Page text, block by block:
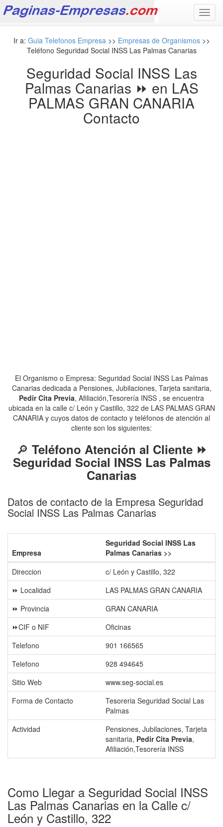
Ir a: Guia Telefonos Empresa>> Empresas de Organismos>>
Teléfono Seguridad Social INSS Las Palmas Canarias
Seguridad Social INSS Las
Palmas Canarias ⏩ en LAS
PALMAS GRAN CANARIA
Contacto
El Organismo o Empresa: Seguridad Social INSS Las Palmas
Canarias dedicada a Pensiones, Jubilaciones, Tarjeta sanitaria,
Pedir Cita Previa, Afiliación,Tesorería INSS , se encuentra
ubicada en la calle c/ León y Castillo, 322 de LAS PALMAS GRAN
CANARIA y cuyos datos de contacto y teléfonos de atención al
cliente son los siguientes:
🔎 Teléfono Atención al Cliente ⏩
Seguridad Social INSS Las Palmas
Canarias
Datos de contacto de la Empresa Seguridad
Social INSS Las Palmas Canarias
Empresa
Seguridad Social INSS Las
Palmas Canarias >>
Direccion
c/ León y Castillo, 322
⏩ Localidad
LAS PALMAS GRAN CANARIA
⏩ Provincia
GRAN CANARIA
⏩CIF o NIF
Oficinas
Telefono
901 166565
Telefono
928 494645
Sitio Web
www.seg-social.es
Forma de Contacto
Tesoreria Seguridad Social Las
Palmas
Actividad
Pensiones, Jubilaciones, Tarjeta
sanitaria, Pedir Cita Previa,
Afiliación,Tesorería INSS
Como Llegar a Seguridad Social INSS
Las Palmas Canarias en la Calle c/
León y Castillo, 322